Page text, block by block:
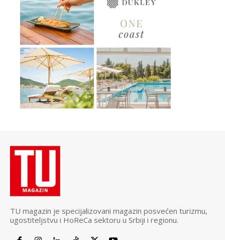
TU magazin je specijalizovani magazin posvećen turizmu,
ugostiteljstvu i HoReCa sektoru u Srbiji i regionu.